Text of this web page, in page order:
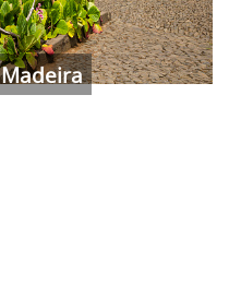
Madeira